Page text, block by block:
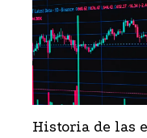
Historia de las